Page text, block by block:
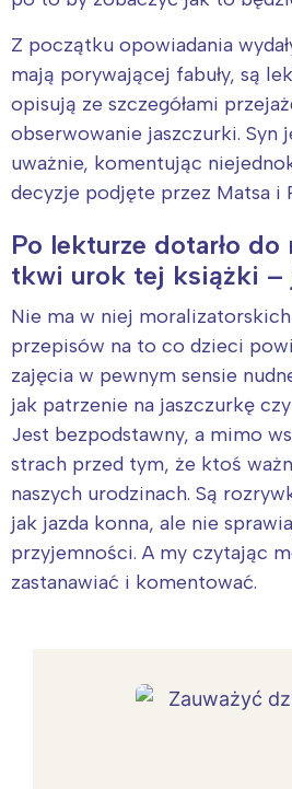
Z początku opowiadania
mają porywającej fabuły, są
opisują ze szczegółami
obserwowanie jaszczurki. Syn
uważnie, komentując
decyzje podjęte przez Matsa i
Po lekturze dotarło
tkwi urok tej książki –
Nie ma w niej
przepisów na to co dzieci
zajęcia w pewnym sensie
jak patrzenie na jaszczurkę
Jest bezpodstawny, a mimo
strach przed tym, że ktoś
naszych urodzinach. Są
jak jazda konna, ale nie
przyjemności. A my czytając
zastanawiać i komentować.